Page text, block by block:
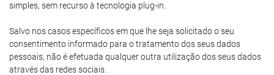
simples, sem recurso à tecnologia plug-in.
Salvo nos casos específicos em que lhe seja solicitado o seu
consentimento informado para o tratamento dos seus dados
pessoais, não é efetuada qualquer outra utilização dos seus dados
através das redes sociais.